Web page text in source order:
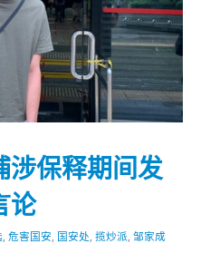
涉保释期间发
论
,危害国安 国安处 ,揽炒派 ,邹家成